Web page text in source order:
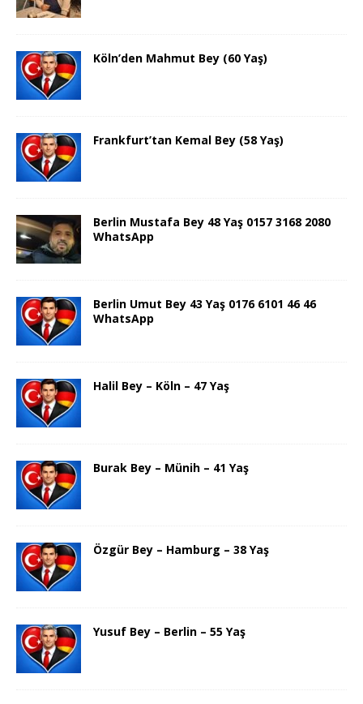
Köln’den Mahmut Bey (60 Yaş)
Frankfurt’tan Kemal Bey (58 Yaş)
Berlin Mustafa Bey 48 Yaş 0157 3168 2080
WhatsApp
Berlin Umut Bey 43 Yaş 0176 6101 46 46
WhatsApp
Halil Bey – Köln – 47 Yaş
Burak Bey – Münih – 41 Yaş
Özgür Bey – Hamburg – 38 Yaş
Yusuf Bey – Berlin – 55 Yaş